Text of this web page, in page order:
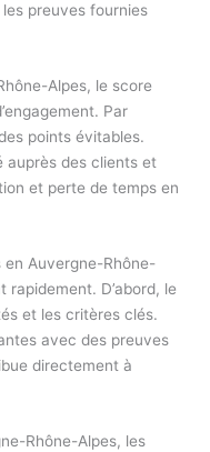
preuves fournies
Alpes, le score
Par
points évitables.
auprès des clients et
et perte de temps en
en Auvergne-Rhône-
D’abord, le
et les critères clés.
avec des preuves
directement à
Rhône-Alpes, les